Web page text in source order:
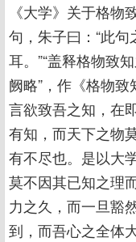
《大学》关于格物
句，朱子曰：“此
耳。”“盖释格物致
阙略”，作《格物致
言欲致吾之知，在
有知，而天下之物
有不尽也。是以大
莫不因其已知之理
力之久，而一旦豁
到，而吾心之全体